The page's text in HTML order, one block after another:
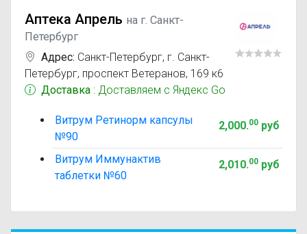
Аптека Апрель на г. Санкт-
Петербург
Адрес: Санкт-Петербург, г. Санкт-
Петербург, проспект Ветеранов, 169 к6
Доставка : Доставляем с Яндекс Go
Витрум Ретинорм капсулы
№90
2,000.00руб
Витрум Иммунактив
таблетки №60
2,010.00руб